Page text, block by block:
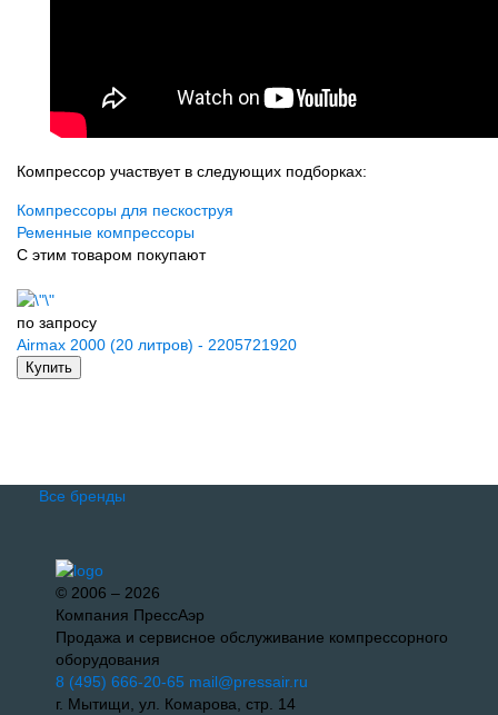
Компрессор участвует в следующих подборках:
Компрессоры для пескоструя
Ременные компрессоры
С этим товаром покупают
по запросу
Airmax 2000 (20 литров) - 2205721920
Купить
Все бренды
© 2006 – 2026
Компания ПрессАэр
Продажа и сервисное обслуживание компрессорного
оборудования
8 (495) 666-20-65 mail@pressair.ru
г. Мытищи, ул. Комарова, стр. 14